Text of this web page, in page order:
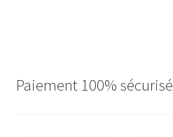
Paiement 100% sécurisé